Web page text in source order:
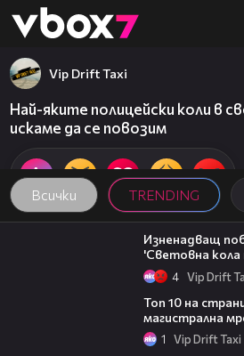
👾
Всички TRENDING
Vip Drift Taxi
Най-яките полицейски коли в
искаме да се повозим
01:57
Изненадващ
'Световна кола
4 Vip Drift
Топ 10 на
магистрална
1 Vip Drift Taxi